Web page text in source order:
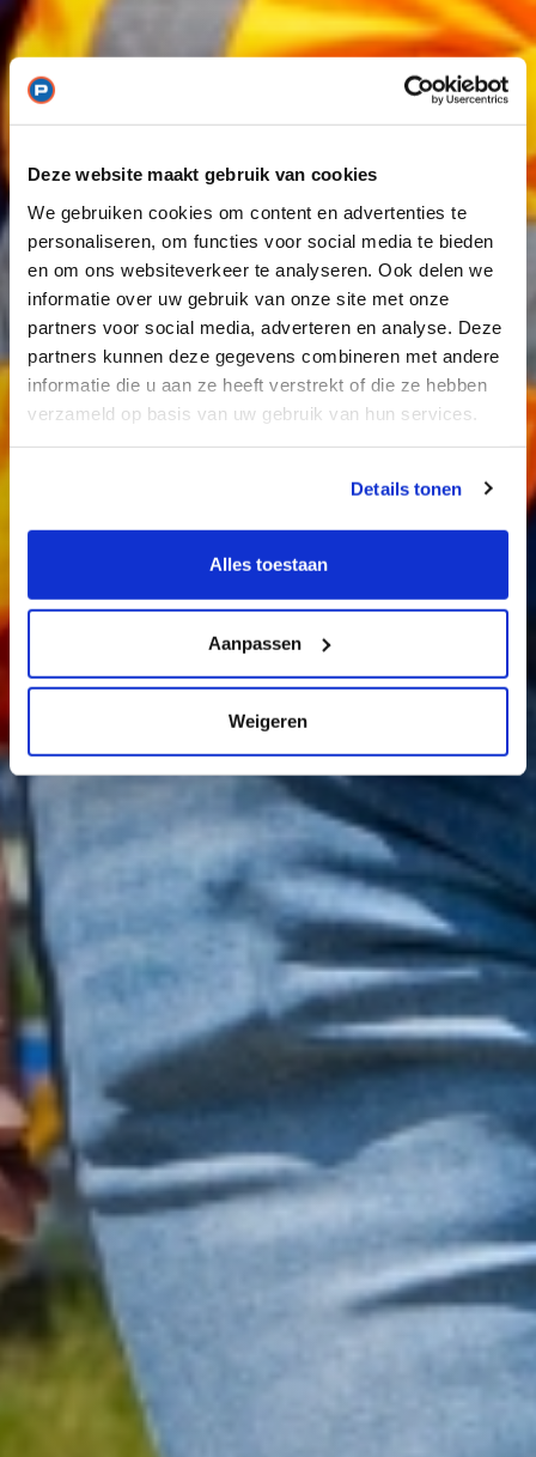
Deze website maakt gebruik van cookies
We gebruiken cookies om content en advertenties te
personaliseren, om functies voor social media te bieden
en om ons websiteverkeer te analyseren. Ook delen we
informatie over uw gebruik van onze site met onze
partners voor social media, adverteren en analyse. Deze
partners kunnen deze gegevens combineren met andere
informatie die u aan ze heeft verstrekt of die ze hebben
verzameld op basis van uw gebruik van hun services.
Details tonen
Alles toestaan
Aanpassen
Weigeren